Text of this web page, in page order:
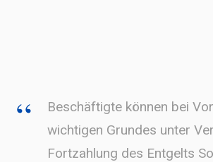
Beschäftigte können bei
wichtigen Grundes unter
Fortzahlung des Entgelts